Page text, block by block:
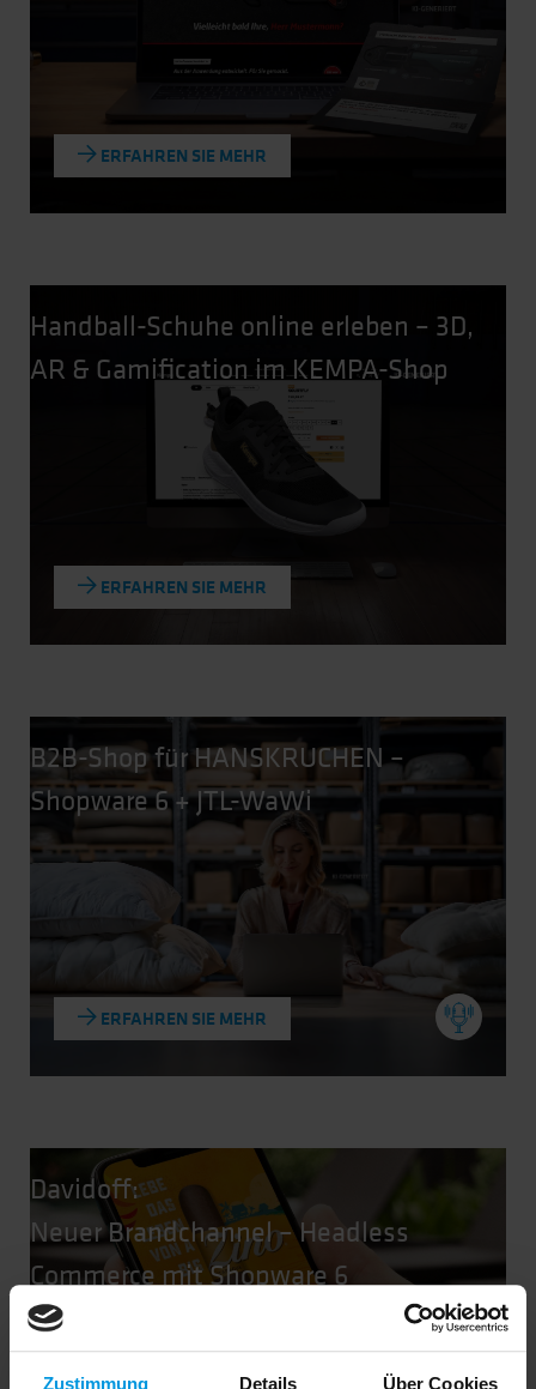
Zustimmung Details Über Cookies
ERFAHREN SIE MEHR
Handball-Schuhe online erleben – 3D,
AR & Gamification im KEMPA-Shop
ERFAHREN SIE MEHR
B2B-Shop für HANSKRUCHEN –
Shopware 6 + JTL-WaWi
ERFAHREN SIE MEHR
Davidoff:
Neuer Brandchannel – Headless
Commerce mit Shopware 6